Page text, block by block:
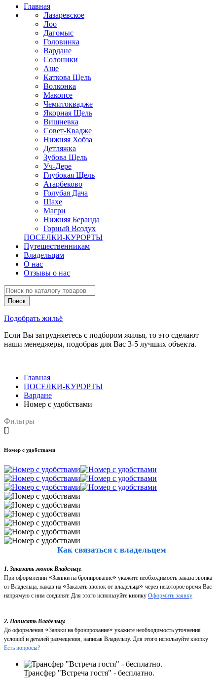
Главная
Лазаревское
Лоо
Дагомыс
Головинка
Вардане
Солоники
Аше
Каткова Щель
Волконка
Макопсе
Чемитоквадже
Якорная Щель
Вишневка
Совет-Квадже
Нижняя Хобза
Детляжка
Зубова Щель
Уч-Дере
Глубокая Щель
Атарбеково
Голубая Дача
Шахе
Магри
Нижняя Беранда
Горный Воздух
ПОСЕЛКИ-КУРОРТЫ
Путешественникам
Владельцам
О нас
Отзывы о нас
Подобрать жильё
Если Вы затрудняетесь с подбором жилья, то это сделают
наши менеджеры, подобрав для Вас 3-5 лучших объекта.
Главная
ПОСЕЛКИ-КУРОРТЫ
Вардане
Номер с удобствами
Фильтры
[]
Номер с удобствами
Как связаться с владельцем
1. Заказать звонок Владельцу.
При оформлении «Заявки на бронирование» укажите необходимость заказа звонка
от Владельца, нажав на «Заказать звонок от владельца» через некоторое время Вас
напрямую с ним соединят. Для этого используйте кнопку Оформить заявку
2. Написать Владельцу.
До оформления «Заявки на бронирование» укажите необходимость уточнения
условий и деталей размещения, написав Владельцу. Для этого используйте кнопку
Есть вопросы?
Трансфер "Встреча гостя" - бесплатно.